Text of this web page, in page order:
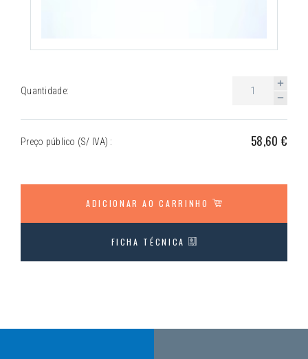
Quantidade:
Preço público (S/ IVA) : 58,60 €
ADICIONAR AO CARRINHO
FICHA TÉCNICA